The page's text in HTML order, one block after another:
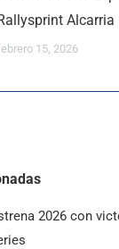
Alcarria
15, 2026
2026 con